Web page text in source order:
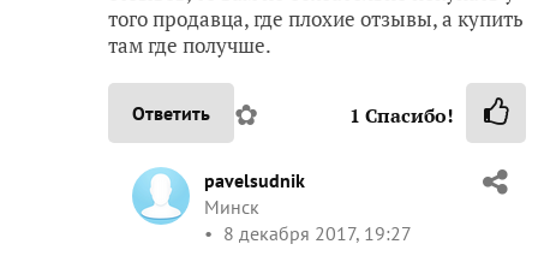
того продавца, где плохие отзывы, а купить
там где получше.
Ответить ✿ 1 Спасибо!
pavelsudnik
Минск
8 декабря 2017, 19:27